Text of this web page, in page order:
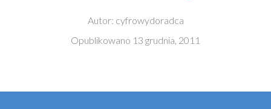
Autor: cyfrowydoradca
Opublikowano 13 grudnia, 2011